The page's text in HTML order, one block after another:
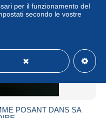
POSANT DANS SA
per il funzionamento del
secondo le vostre